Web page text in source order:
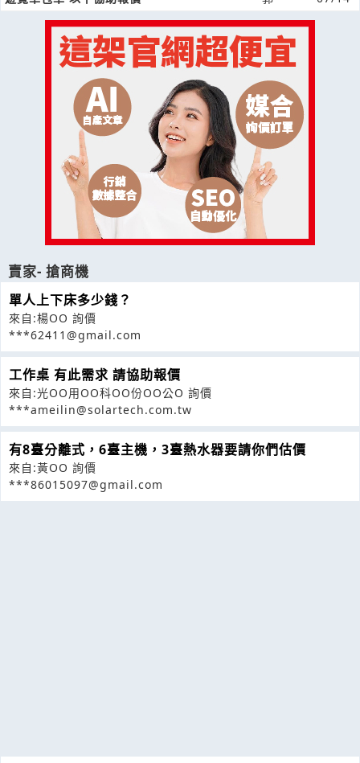
賣家- 搶商機
單人上下床多少錢？
來自:楊OO 詢價
***62411@gmail.com
工作桌 有此需求 請協助報價
來自:光OO用OO科OO份OO公O 詢價
***ameilin@solartech.com.tw
有8臺分離式，6臺主機，3臺熱水器要請你們估價
來自:黃OO 詢價
***86015097@gmail.com